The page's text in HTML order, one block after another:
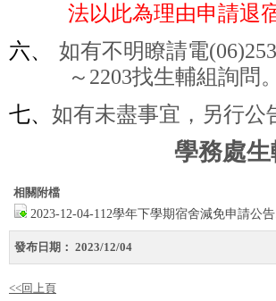
法以此為理由申請退
六、
如有不明瞭請電
～ 2203找生輔組詢問。
七、 如有未盡事宜，另行公
學務處
相關附檔
2023-12-04-112學年下學期宿舍減免申請公
發布日期： 2023/12/04
<<回上頁